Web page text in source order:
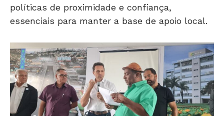
políticas de proximidade e confiança,
essenciais para manter a base de apoio local.